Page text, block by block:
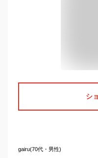
シ
gairu(70代・男性)